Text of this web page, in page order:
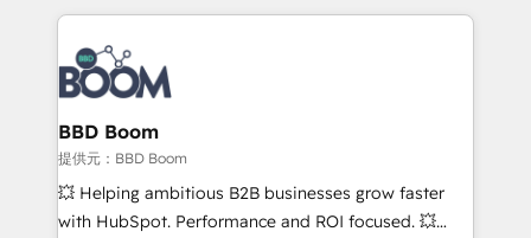
100+ intégrations CRM HubSpot réussies - 40
experts conseil - 150 certifications HubSpot
cumulées
builds scalable strategies that drive long-term
revenue. ⚙️ HubSpot Integration & Optimization •
Seamless CRM, CMS, and automation setup •
Complex platform migrations and data cleanups •
Custom APIs and third-party integrations 📈 End-to-
End Revenue Acceleration • Lifecycle marketing and
pipeline growth programs • Sales enablement tools
and CRM optimization • Retention strategies with
BBD Boom
提供元：BBD Boom
💥 Helping ambitious B2B businesses grow faster
with HubSpot. Performance and ROI focused. 💥